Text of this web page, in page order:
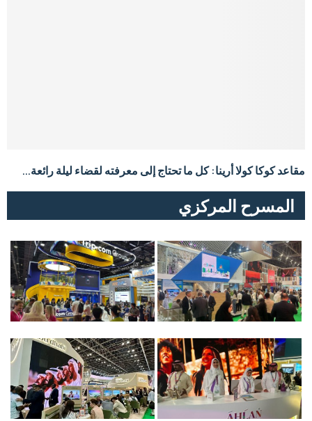
مقاعد كوكا كولا أرينا: كل ما تحتاج إلى معرفته لقضاء ليلة رائعة...
المسرح المركزي